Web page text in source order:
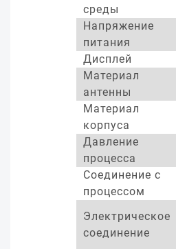
среды
Напряжение
питания
Дисплей
Материал
антенны
Материал
корпуса
Давление
процесса
Соединение с
процессом
Электрическое
соединение